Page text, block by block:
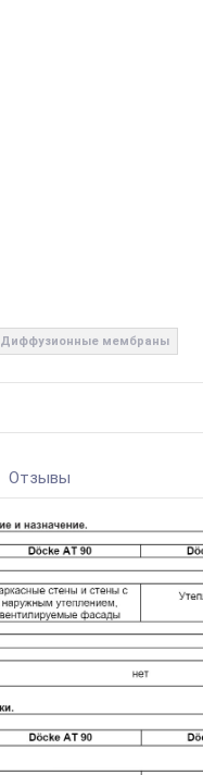
Диффузионные мембраны
Отзывы